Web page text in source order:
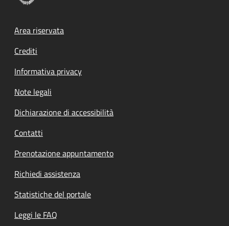
Footer menu
Area riservata
Crediti
Informativa privacy
Note legali
Dichiarazione di accessibilità
Contatti
Prenotazione appuntamento
Richiedi assistenza
Statistiche del portale
Leggi le FAQ